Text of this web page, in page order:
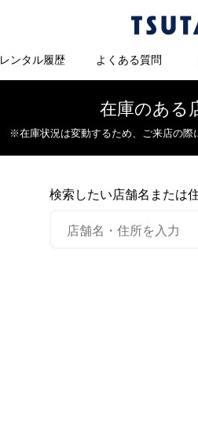
レンタル履歴 よくある質問
在庫のある
※在庫状況は変動するため、 ご来店の際
検索したい店舗名または